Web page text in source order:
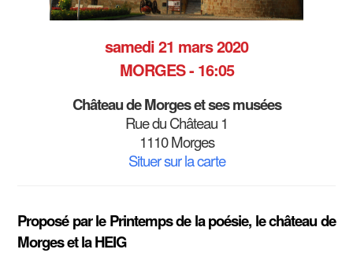
samedi 21 mars 2020
MORGES - 16:05
Château de Morges et ses musées
Rue du Château 1
1110 Morges
Situer sur la carte
Proposé par le Printemps de la poésie, le château de
Morges et la HEIG